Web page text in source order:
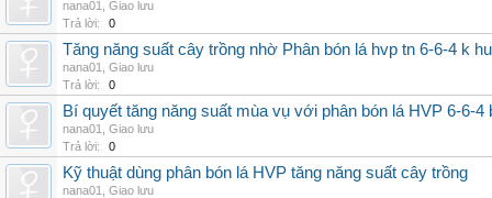
nana01
Giao lưu
Trả lời:
0
Tăng năng suất cây trồng nhờ Phân bón lá hvp tn 6-6-4 k
nana01
Giao lưu
Trả lời:
0
Bí quyết tăng năng suất mùa vụ với phân bón lá HVP 6-6-4
nana01
Giao lưu
Trả lời:
0
Kỹ thuật dùng phân bón lá HVP tăng năng suất cây trồng
nana01
Giao lưu